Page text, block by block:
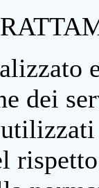
dei